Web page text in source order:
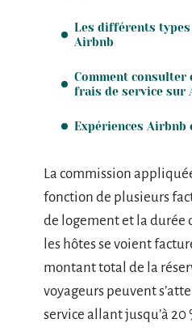
Les différents
Airbnb
Comment consulter
frais de service sur
Expériences
La commission
fonction de plusieurs
de logement et la durée
les hôtes se voient
montant total de la
voyageurs peuvent
service allant jusqu’à 20